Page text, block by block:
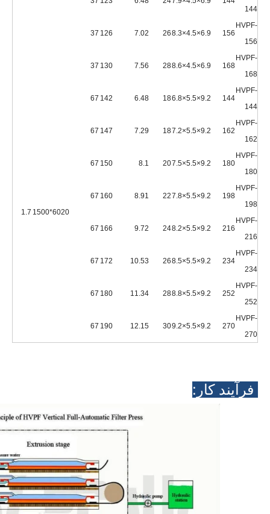
144
HVPF-
156
156
6.9×4.5×8.3
26
7.02
126
37
HVPF-
168
168
6.9×4.5×8.6
28
7.56
130
37
HVPF-
144
144
9.2×5.5×6.8
18
6.48
142
67
6020*1500
1.7
HVPF-
162
162
9.2×5.5×7.2
18
7.29
147
67
HVPF-
180
180
9.2×5.5×7.5
20
8.1
150
67
HVPF-
198
198
9.2×5.5×7.8
22
8.91
160
67
HVPF-
216
216
9.2×5.5×8.2
24
9.72
166
67
HVPF-
234
234
9.2×5.5×8.5
26
10.53
172
67
HVPF-
252
252
9.2×5.5×8.8
28
11.34
180
67
HVPF-
270
270
9.2×5.5×9.2
30
12.15
190
67
فرآیند کار: